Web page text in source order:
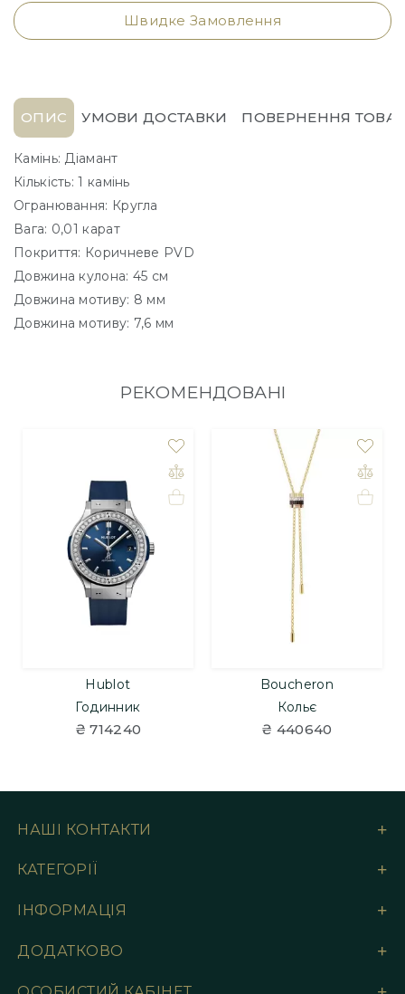
Швидке Замовлення
ОПИС УМОВИ ДОСТАВКИ ПОВЕРНЕННЯ
Камінь: Діамант
Кількість: 1 камінь
Огранювання: Кругла
Вага: 0,01 карат
Покриття: Коричневе PVD
Довжина кулона: 45 см
Довжина мотиву: 8 мм
Довжина мотиву: 7,6 мм
РЕКОМЕНДОВАНІ
Hublot
Годинник
₴ 714240
Boucheron
Кольє
₴ 440640
НАШІ КОНТАКТИ
КАТЕГОРІЇ
ІНФОРМАЦІЯ
ДОДАТКОВО